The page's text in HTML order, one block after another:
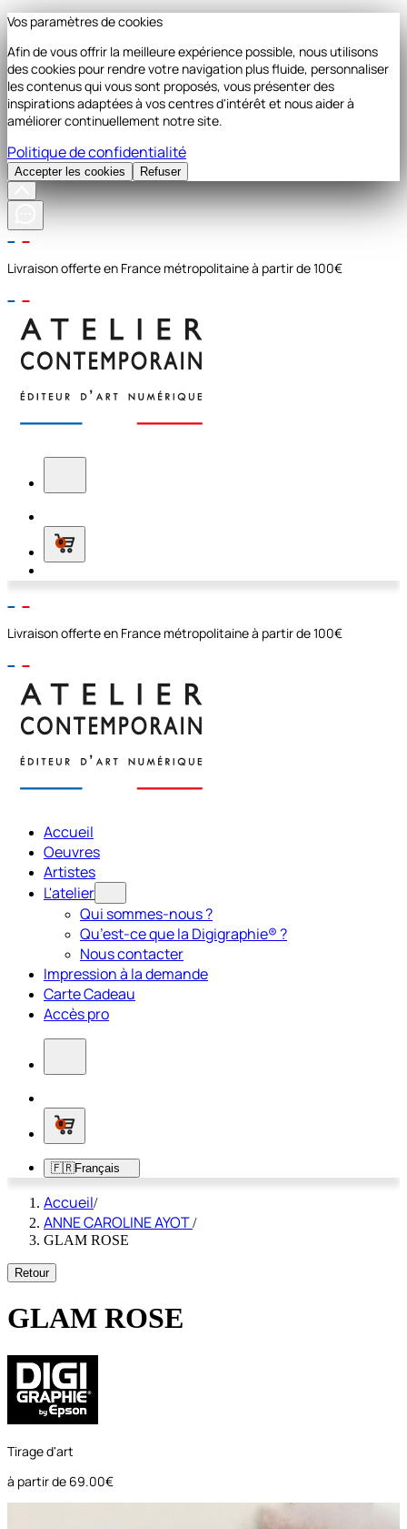
Vos paramètres de cookies
Afin de vous offrir la meilleure expérience possible, nous utilisons
des cookies pour rendre votre navigation plus fluide, personnaliser
les contenus qui vous sont proposés, vous présenter des
inspirations adaptées à vos centres d'intérêt et nous aider à
améliorer continuellement notre site.
Politique de confidentialité
Accepter les cookies Refuser
Livraison offerte en France métropolitaine à partir de 100€
0
Livraison offerte en France métropolitaine à partir de 100€
Accueil
Oeuvres
Artistes
L'atelier
Qui sommes-nous ?
Qu’est-ce que la Digigraphie® ?
Nous contacter
Impression à la demande
Carte Cadeau
Accès pro
0
🇫🇷Français
Accueil/
ANNE CAROLINE AYOT/
GLAM ROSE
Retour
GLAM ROSE
Tirage d'art
à partir de 69.00€